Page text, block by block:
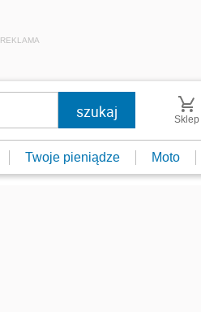
REKLAMA
Sklep
Twoje pieniądze Moto